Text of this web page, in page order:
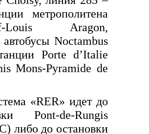
метрополитена
Louis Aragon,
Noctambus
Porte d’Italie
Mons-Pyramide de
«RER» идет до
Pont-de-Rungis
либо до остановки